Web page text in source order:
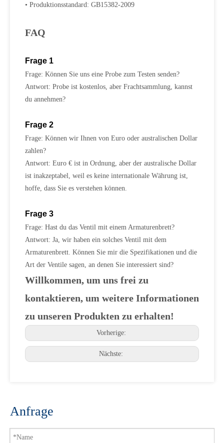
• Produktionsstandard: GB15382-2009
FAQ
Frage 1
Frage: Können Sie uns eine Probe zum Testen senden?
Antwort: Probe ist kostenlos, aber Frachtsammlung, kannst
du annehmen?
Frage 2
Frage: Können wir Ihnen von Euro oder australischen Dollar
zahlen?
Antwort: Euro € ist in Ordnung, aber der australische Dollar
ist inakzeptabel, weil es keine internationale Währung ist,
hoffe, dass Sie es verstehen können.
Frage 3
Frage: Hast du das Ventil mit einem Armaturenbrett?
Antwort: Ja, wir haben ein solches Ventil mit dem
Armaturenbrett. Können Sie mir die Spezifikationen und die
Art der Ventile sagen, an denen Sie interessiert sind?
Willkommen, um uns frei zu
kontaktieren, um weitere Informationen
zu unseren Produkten zu erhalten!
Vorherige:
Nächste:
Anfrage